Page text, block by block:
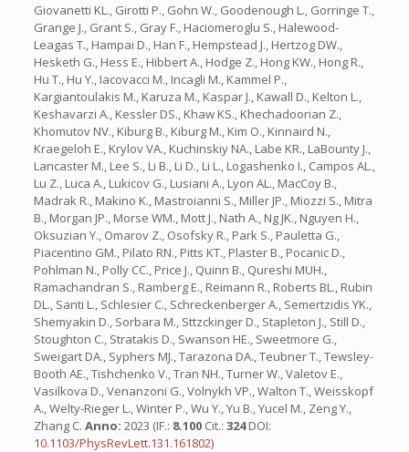
Giovanetti KL., Girotti P., Gohn W., Goodenough L., Gorringe T.,
Grange J., Grant S., Gray F., Haciomeroglu S., Halewood-
Leagas T., Hampai D., Han F., Hempstead J., Hertzog DW.,
Hesketh G., Hess E., Hibbert A., Hodge Z., Hong KW., Hong R.,
Hu T., Hu Y., Iacovacci M., Incagli M., Kammel P.,
Kargiantoulakis M., Karuza M., Kaspar J., Kawall D., Kelton L.,
Keshavarzi A., Kessler DS., Khaw KS., Khechadoorian Z.,
Khomutov NV., Kiburg B., Kiburg M., Kim O., Kinnaird N.,
Kraegeloh E., Krylov VA., Kuchinskiy NA., Labe KR., LaBounty J.,
Lancaster M., Lee S., Li B., Li D., Li L., Logashenko I., Campos AL.,
Lu Z., Luca A., Lukicov G., Lusiani A., Lyon AL., MacCoy B.,
Madrak R., Makino K., Mastroianni S., Miller JP., Miozzi S., Mitra
B., Morgan JP., Morse WM., Mott J., Nath A., Ng JK., Nguyen H.,
Oksuzian Y., Omarov Z., Osofsky R., Park S., Pauletta G.,
Piacentino GM., Pilato RN., Pitts KT., Plaster B., Pocanic D.,
Pohlman N., Polly CC., Price J., Quinn B., Qureshi MUH.,
Ramachandran S., Ramberg E., Reimann R., Roberts BL., Rubin
DL., Santi L., Schlesier C., Schreckenberger A., Semertzidis YK.,
Shemyakin D., Sorbara M., Sttzckinger D., Stapleton J., Still D.,
Stoughton C., Stratakis D., Swanson HE., Sweetmore G.,
Sweigart DA., Syphers MJ., Tarazona DA., Teubner T., Tewsley-
Booth AE., Tishchenko V., Tran NH., Turner W., Valetov E.,
Vasilkova D., Venanzoni G., Volnykh VP., Walton T., Weisskopf
A., Welty-Rieger L., Winter P., Wu Y., Yu B., Yucel M., Zeng Y.,
Zhang C. Anno: 2023 (IF.: 8.100 Cit.: 324DOI:
10.1103/PhysRevLett.131.161802)